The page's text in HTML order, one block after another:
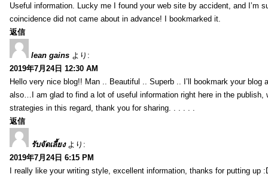
Useful information. Lucky me I found your web site by accident, and I’m
coincidence did not came about in advance! I bookmarked it.
返信
lean gains より:
2019年7月24日 12:30 AM
Hello very nice blog!! Man .. Beautiful .. Superb .. I’ll bookmark your blog
also…I am glad to find a lot of useful information right here in the publish,
strategies in this regard, thank you for sharing. . . . . .
返信
รับจัดเลี้ยง より:
2019年7月24日 6:15 PM
I really like your writing style, excellent information, thanks for putting up